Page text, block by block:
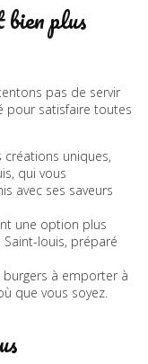
plus
pas de servir
pour satisfaire toutes
créations uniques,
, qui vous
avec ses saveurs
une option plus
louis, préparé
burgers à emporter à
que vous soyez.